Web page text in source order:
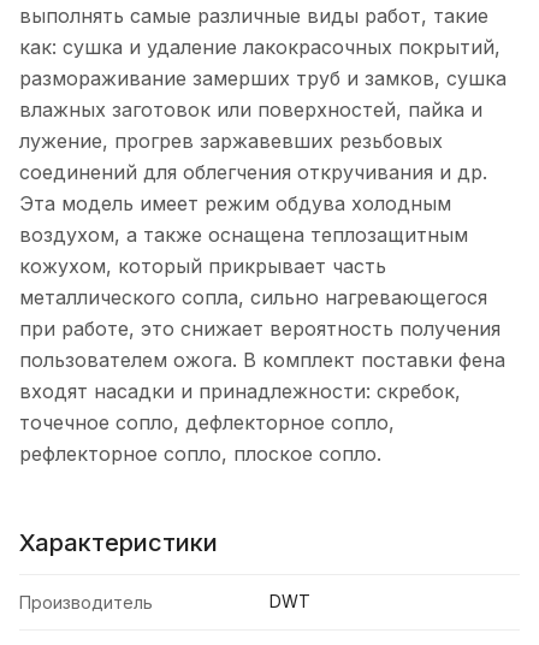
выполнять самые различные виды работ, такие
как: сушка и удаление лакокрасочных покрытий,
размораживание замерших труб и замков, сушка
влажных заготовок или поверхностей, пайка и
лужение, прогрев заржавевших резьбовых
соединений для облегчения откручивания и др.
Эта модель имеет режим обдува холодным
воздухом, а также оснащена теплозащитным
кожухом, который прикрывает часть
металлического сопла, сильно нагревающегося
при работе, это снижает вероятность получения
пользователем ожога. В комплект поставки фена
входят насадки и принадлежности: скребок,
точечное сопло, дефлекторное сопло,
рефлекторное сопло, плоское сопло.
Характеристики
Производитель DWT